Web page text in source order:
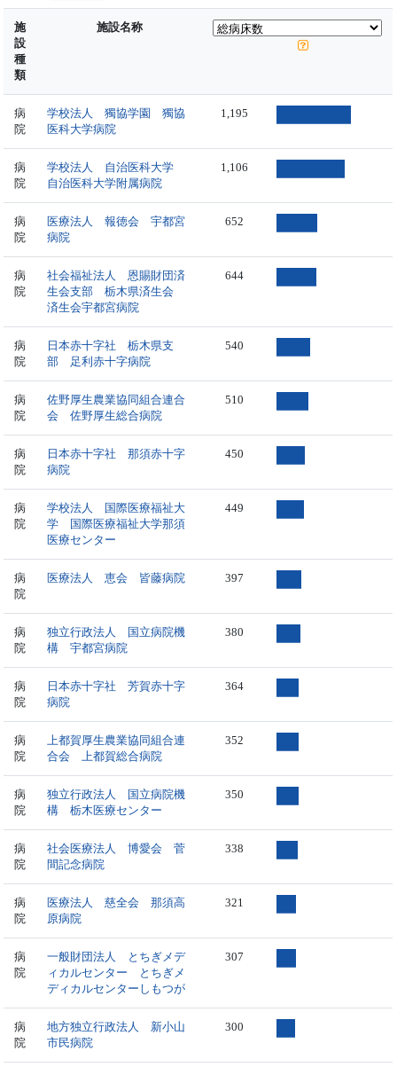
施
設
種
類
施設名称
病
院
学校法人 獨協学園 獨協
医科大学病院
1,195
病
院
学校法人 自治医科大学
自治医科大学附属病院
1,106
病
院
医療法人 報徳会 宇都宮
病院
652
病
院
社会福祉法人 恩賜財団済
生会支部 栃木県済生会
済生会宇都宮病院
644
病
院
日本赤十字社 栃木県支
部 足利赤十字病院
540
病
院
佐野厚生農業協同組合連合
会 佐野厚生総合病院
510
病
院
日本赤十字社 那須赤十字
病院
450
病
院
学校法人 国際医療福祉大
学 国際医療福祉大学那須
医療センター
449
病
院
医療法人 恵会 皆藤病院 397
病
院
独立行政法人 国立病院機
構 宇都宮病院
380
病
院
日本赤十字社 芳賀赤十字
病院
364
病
院
上都賀厚生農業協同組合連
合会 上都賀総合病院
352
病
院
独立行政法人 国立病院機
構 栃木医療センター
350
病
院
社会医療法人 博愛会 菅
間記念病院
338
病
院
医療法人 慈全会 那須高
原病院
321
病
院
一般財団法人 とちぎメデ
ィカルセンター とちぎメ
ディカルセンターしもつが
307
病
院
地方独立行政法人 新小山
市民病院
300